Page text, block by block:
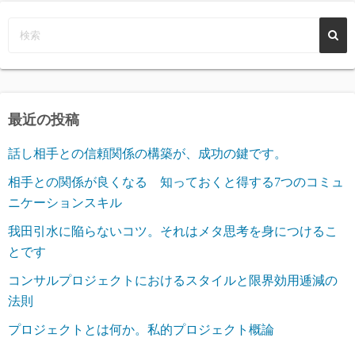
最近の投稿
話し相手との信頼関係の構築が、成功の鍵です。
相手との関係が良くなる 知っておくと得する7つのコミュ
ニケーションスキル
我田引水に陥らないコツ。それはメタ思考を身につけるこ
とです
コンサルプロジェクトにおけるスタイルと限界効用逓減の
法則
プロジェクトとは何か。私的プロジェクト概論